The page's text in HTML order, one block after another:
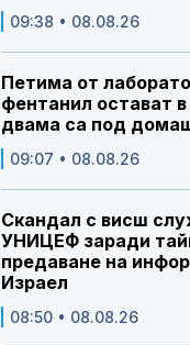
09:38 • 08.08.26
Петима от
фентанил остават
двама са под
09:07 • 08.08.26
Скандал с висш
УНИЦЕФ заради
предаване на
Израел
08:50 • 08.08.26